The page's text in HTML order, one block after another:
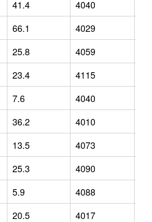
41.4 4040
66.1 4029
25.8 4059
23.4 4115
7.6 4040
36.2 4010
13.5 4073
25.3 4090
5.9 4088
20.5 4017